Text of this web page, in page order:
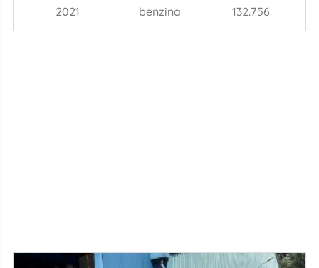
2021 benzina 132.756